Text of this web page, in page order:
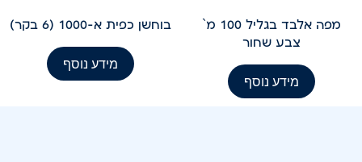
מפה אלבד בגליל 100 מ`
צבע שחור
מידע נוסף
בוחשן כפית א-1000 (6 בקר)
מידע נוסף